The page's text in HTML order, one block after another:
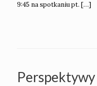
9:45 na spotkaniu pt. […]